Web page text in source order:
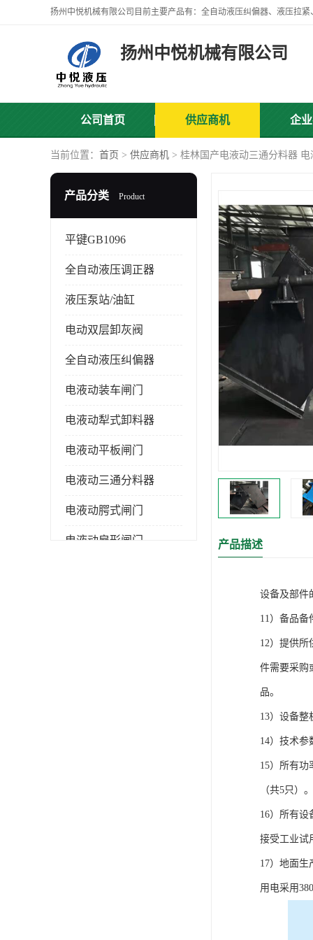
扬州中悦机械有限公司
公司首页 供应商机 企
当前位置： 首页 > 供应商机 > 桂林国产电液动三通分料器
产品分类 Product
平键GB1096
全自动液压调正器
液压泵站/油缸
电动双层卸灰阀
全自动液压纠偏器
电液动装车闸门
电液动犁式卸料器
电液动平板闸门
电液动三通分料器
电液动腭式闸门
电液动扇形闸门 产品描述
设备及部件
11）备品备
12）提供
件需要采购
品。
13）设备整
14）技术参
15）所有功
（共5只）
16）所有
接受工业试
17）地面生
用电采用